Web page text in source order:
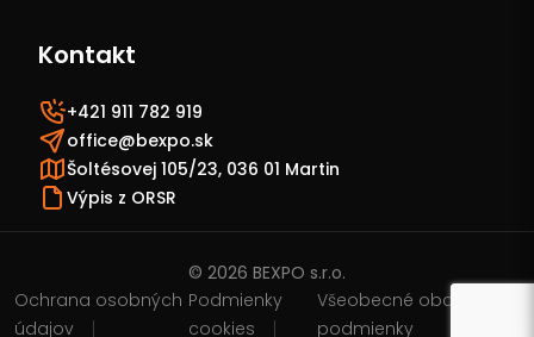
Kontakt
+421 911 782 919
office@bexpo.sk
Šoltésovej 105/23, 036 01 Martin
Výpis z ORSR
© 2026 BEXPO s.r.o.
Ochrana osobných
údajov
Podmienky
cookies
Všeobecné obchodné
podmienky